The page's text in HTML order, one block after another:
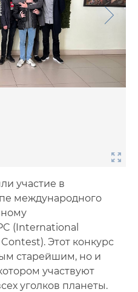
участие в
международного
(International
Этот конкурс
старейшим, но и
участвуют
уголков планеты.